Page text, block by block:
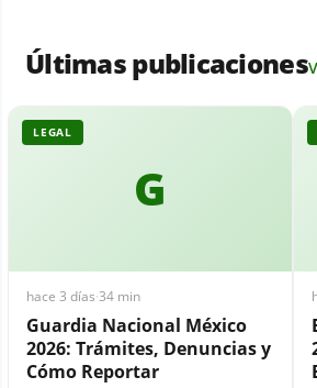
Últimas publicaciones
G
LEGAL
hace 3 días·34 min
Guardia Nacional México
2026: Trámites, Denuncias y
Cómo Reportar